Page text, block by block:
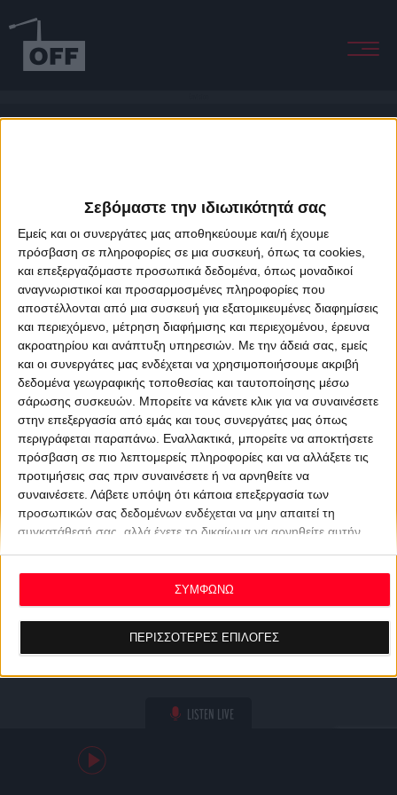
Σεβόμαστε την ιδιωτικότητά σας
Εμείς και οι συνεργάτες μας αποθηκεύουμε και/ή έχουμε
πρόσβαση σε πληροφορίες σε μια συσκευή, όπως τα cookies,
και επεξεργαζόμαστε προσωπικά δεδομένα, όπως μοναδικοί
αναγνωριστικοί και προσαρμοσμένες πληροφορίες που
αποστέλλονται από μια συσκευή για εξατομικευμένες διαφημίσεις
και περιεχόμενο, μέτρηση διαφήμισης και περιεχομένου, έρευνα
ακροατηρίου και ανάπτυξη υπηρεσιών. Με την άδειά σας, εμείς
και οι συνεργάτες μας ενδέχεται να χρησιμοποιήσουμε ακριβή
δεδομένα γεωγραφικής τοποθεσίας και ταυτοποίησης μέσω
σάρωσης συσκευών. Μπορείτε να κάνετε κλικ για να συναινέσετε
στην επεξεργασία από εμάς και τους συνεργάτες μας όπως
περιγράφεται παραπάνω. Εναλλακτικά, μπορείτε να αποκτήσετε
πρόσβαση σε πιο λεπτομερείς πληροφορίες και να αλλάξετε τις
προτιμήσεις σας πριν συναινέσετε ή να αρνηθείτε να
συναινέσετε. Λάβετε υπόψη ότι κάποια επεξεργασία των
προσωπικών σας δεδομένων ενδέχεται να μην απαιτεί τη
συγκατάθεσή σας, αλλά έχετε το δικαίωμα να αρνηθείτε αυτήν
ανακαλέσετε τη συγκατάθεσή σας ανά πάσα στιγμή
επιστρέφοντας σε αυτόν τον ιστότοπο και κάνοντας κλικ στο
κουμπί "Απορρήτου" στο κάτω μέρος της ιστοσελίδας.
ΠΕΡΙΣΣΟΤΕΡΕΣ ΕΠΙΛΟΓΕΣ
ΣΥΜΦΩΝΩ
LISTEN LIVE
About Offradio Business Class Terms & Conditions
Privacy Policy
Designed & developed byporcupine colors&Fotis Alexandrou